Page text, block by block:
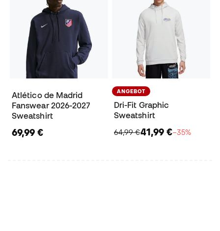
Atlético de Madrid
Fanswear 2026-2027
Sweatshirt
69,99 €
ANGEBOT
Dri-Fit Graphic
Sweatshirt
64,99 €41,99 €−35%